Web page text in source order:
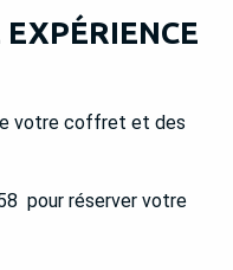
votre coffret et des
pour réserver votre